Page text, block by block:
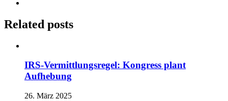
Related posts
IRS-Vermittlungsregel: Kongress plant
Aufhebung
26. März 2025